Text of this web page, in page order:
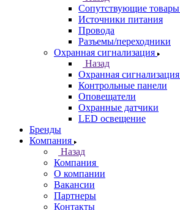
Сопутствующие товары
Источники питания
Провода
Разъемы/переходники
Охранная сигнализация
Назад
Охранная сигнализация
Контрольные панели
Оповещатели
Охранные датчики
LED освещение
Бренды
Компания
Назад
Компания
О компании
Вакансии
Партнеры
Контакты